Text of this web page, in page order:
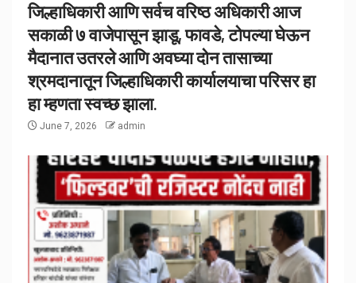
जिल्हाधिकारी आणि सर्वच वरिष्ठ अधिकारी आज
सकाळी ७ वाजेपासून झाडू, फावडे, टोपल्या घेऊन
मैदानात उतरले आणि अवघ्या दोन तासाच्या
श्रमदानातून जिल्हाधिकारी कार्यालयाचा परिसर हा
हा म्हणता स्वच्छ झाला.
June 7, 2026 admin